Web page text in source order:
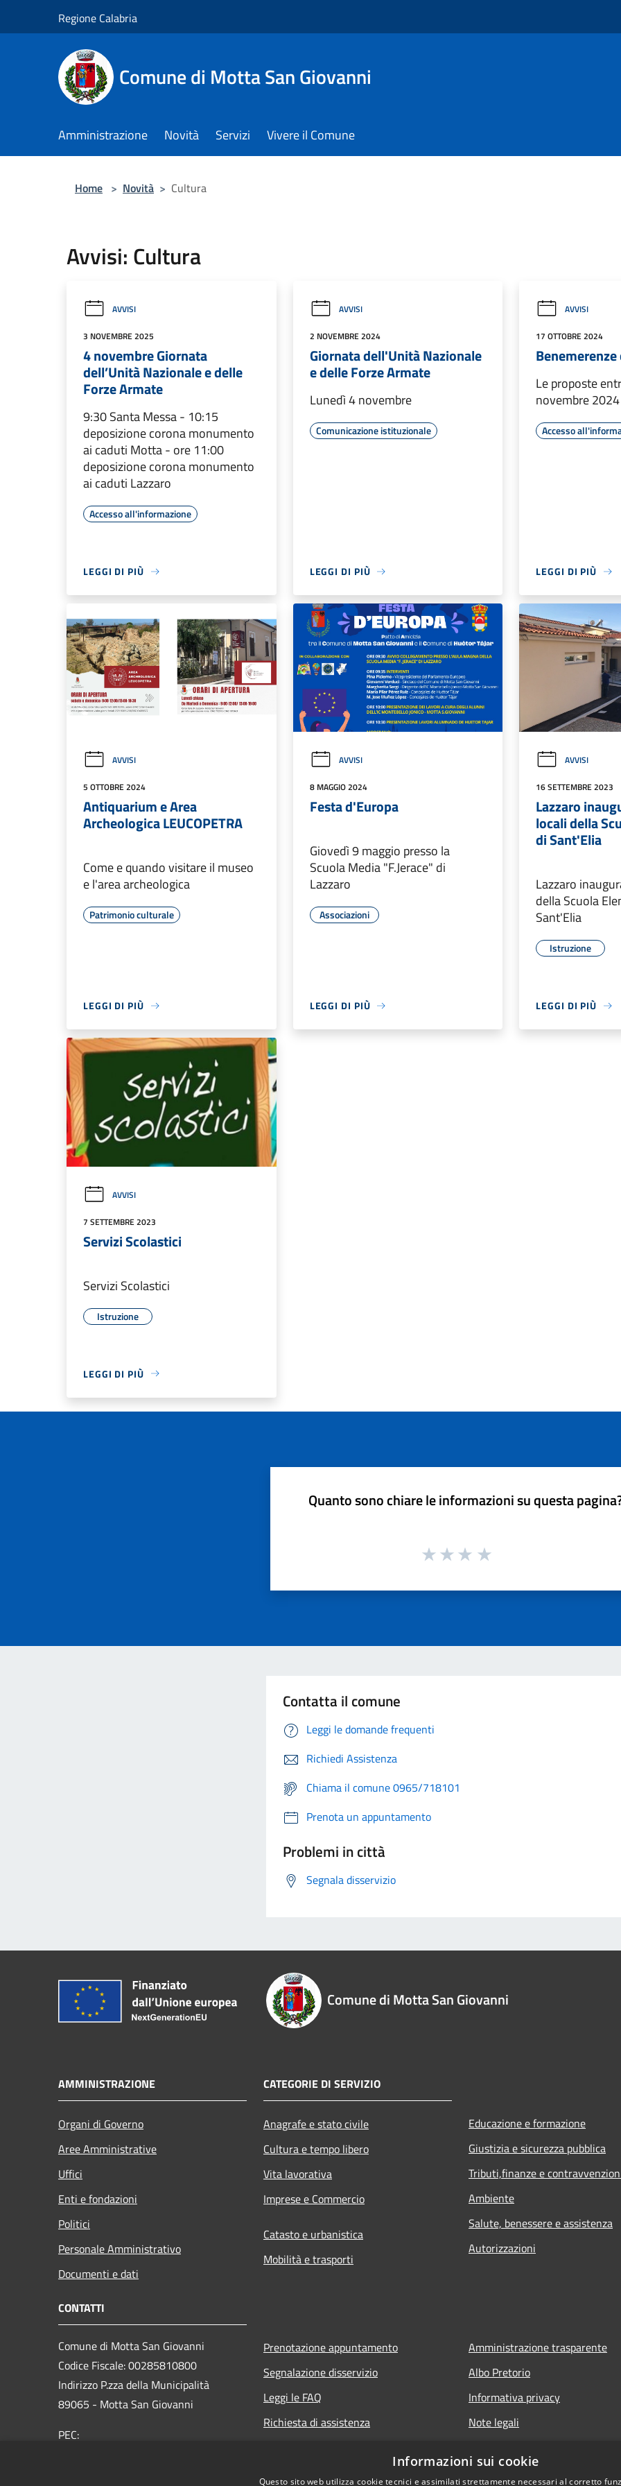
Regione Calabria
Comune di Motta San Giovanni
Amministrazione Novità Servizi Vivere il Comune
Home > Novità > Cultura
Avvisi: Cultura
AVVISI
3 NOVEMBRE 2025
4 novembre Giornata
dell’Unità Nazionale e delle
Forze Armate
9:30 Santa Messa - 10:15
deposizione corona monumento
ai caduti Motta - ore 11:00
deposizione corona monumento
ai caduti Lazzaro
Accesso all'informazione
LEGGI DI PIÙ
AVVISI
2 NOVEMBRE 2024
Giornata dell'Unità Nazionale
e delle Forze Armate
Lunedì 4 novembre
Comunicazione istituzionale
LEGGI DI PIÙ
AVVISI
17 OTTOBRE 2024
Le proposte
novembre 2024
Accesso
LEGGI DI PIÙ
AVVISI
5 OTTOBRE 2024
Antiquarium e Area
Archeologica LEUCOPETRA
Come e quando visitare il museo
e l'area archeologica
Patrimonio culturale
LEGGI DI PIÙ
AVVISI
8 MAGGIO 2024
Festa d'Europa
Giovedì 9 maggio presso la
Scuola Media "F.Jerace" di
Lazzaro
Associazioni
LEGGI DI PIÙ
AVVISI
16 SETTEMBRE 2023
Lazzaro
locali della
di Sant'Elia
Lazzaro
della Scuola
Sant'Elia
Istruzione
LEGGI DI PIÙ
AVVISI
7 SETTEMBRE 2023
Servizi Scolastici
Servizi Scolastici
Istruzione
LEGGI DI PIÙ
Quanto sono chiare le informazioni su questa
Contatta il comune
Leggi le domande frequenti
Richiedi Assistenza
Chiama il comune 0965/718101
Prenota un appuntamento
Problemi in città
Segnala disservizio
Comune di Motta San Giovanni
AMMINISTRAZIONE
Organi di Governo
Aree Amministrative
Uffici
Enti e fondazioni
Politici
Personale Amministrativo
Documenti e dati
CATEGORIE DI SERVIZIO
Anagrafe e stato civile
Cultura e tempo libero
Vita lavorativa
Imprese e Commercio
Catasto e urbanistica
Mobilità e trasporti
Educazione e formazione
Giustizia e sicurezza pubblica
Tributi,finanze e
Ambiente
Salute, benessere e assistenza
Autorizzazioni
CONTATTI
Comune di Motta San Giovanni
Codice Fiscale: 00285810800
Indirizzo P.zza della Municipalità
89065 - Motta San Giovanni
PEC:
Prenotazione appuntamento
Segnalazione disservizio
Leggi le FAQ
Richiesta di assistenza
Amministrazione trasparente
Albo Pretorio
Informativa privacy
Note legali
Informazioni sui cookie
Questo sito web utilizza cookie tecnici e assimilati strettamente necessari al corretto